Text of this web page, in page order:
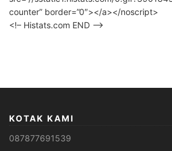
counter” border=”0″></a></noscript>
<!– Histats.com END –>
KOTAK KAMI
087877691539